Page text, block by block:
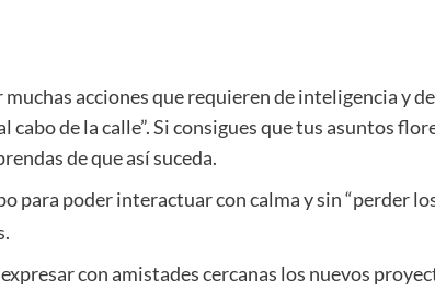
acciones que requieren de inteligencia y
cabo de la calle”. Si consigues que tus asuntos
de que así suceda.
para poder interactuar con calma y sin “perder
con amistades cercanas los nuevos